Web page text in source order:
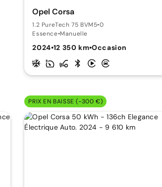
Opel Corsa
1.2 PureTech 75 BVM5•0
Essence•Manuelle
2024•12 350 km•Occasion
PRIX EN BAISSE (-300 €)